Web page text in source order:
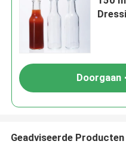
Doorgaan
Geadviseerde Producten